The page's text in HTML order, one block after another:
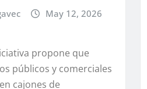
May 12, 2026
propone que
públicos y comerciales
cajones de